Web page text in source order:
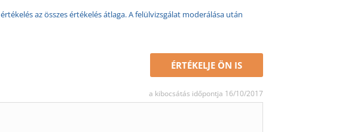
az összes értékelés átlaga. A felülvizsgálat moderálása után
ÉRTÉKELJE ÖN IS
a kibocsátás időpontja 16/10/2017